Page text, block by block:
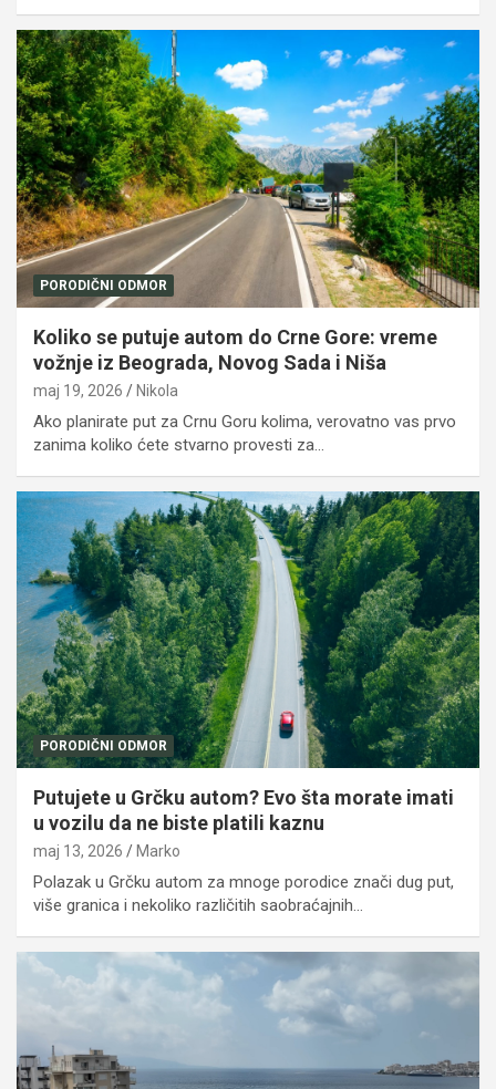
PORODIČNI ODMOR
Koliko se putuje autom do Crne Gore: vreme
vožnje iz Beograda, Novog Sada i Niša
maj 19, 2026 Nikola
Ako planirate put za Crnu Goru kolima, verovatno vas prvo
zanima koliko ćete stvarno provesti za…
PORODIČNI ODMOR
Putujete u Grčku autom? Evo šta morate imati
u vozilu da ne biste platili kaznu
maj 13, 2026 Marko
Polazak u Grčku autom za mnoge porodice znači dug put,
više granica i nekoliko različitih saobraćajnih…